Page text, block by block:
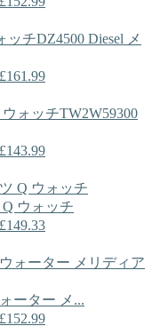
DZ4500 Diesel メ
TW2W59300
ウォッチ
ーター メ...